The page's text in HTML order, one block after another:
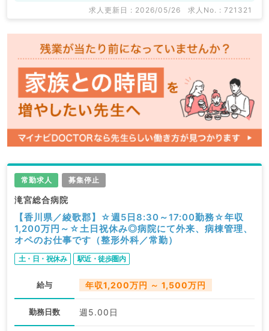
求人更新日 : 2026/05/26 求人No. : 721321
常勤求人 募集停止
滝宮総合病院
【香川県／綾歌郡】☆週5日8:30～17:00勤務☆年収
1,200万円～☆土日祝休み◎病院にて外来、病棟管理、
オペのお仕事です（整形外科／常勤）
土・日・祝休み 駅近・徒歩圏内
給与 年収1,200万円 ～ 1,500万円
勤務日数 週5.00日